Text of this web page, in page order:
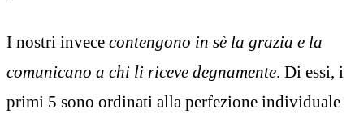
I nostri invece contengono in sè la grazia e la
comunicano a chi li riceve degnamente. Di essi, i
primi 5 sono ordinati alla perfezione individuale